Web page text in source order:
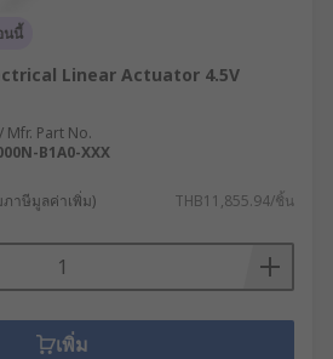
นนี้
Linear Actuator 4.5V
Part No.
B1A0-XXX
ภาษีมูลค่าเพิ่ม) THB11,855.94/ชิ้น
เพิ่ม